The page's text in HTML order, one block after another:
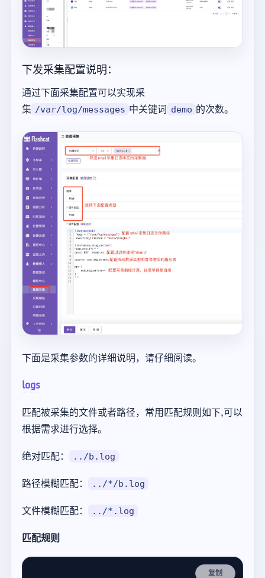
下发采集配置说明：
通过下面采集配置可以实现采
集 /var/log/messages 中关键词 demo 的次数。
下面是采集参数的详细说明，请仔细阅读。
logs
匹配被采集的文件或者路径，常用匹配规则如下,可以
根据需求进行选择。
绝对匹配：
../b.log
路径模糊匹配： ../*/b.log
文件模糊匹配： ../*.log
匹配规则
复制